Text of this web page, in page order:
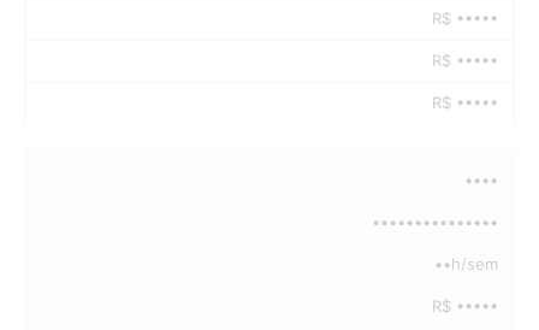
R$ •••••
R$ •••••
R$ •••••
••••
•••••••••••••••
••h/sem
R$ •••••